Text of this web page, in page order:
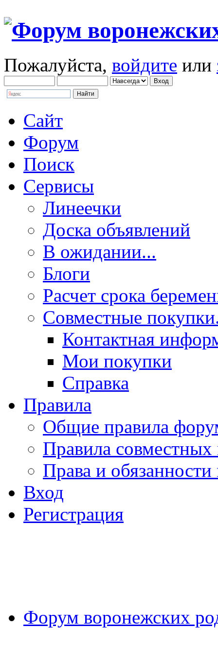
Пожалуйста, войдите или
Сайт
Форум
Поиск
Сервисы
Линеечки
Доска объявлений
В ожидании...
Блоги
Расчет срока
Совместные
Контактная
Мои покупки
Справка
Правила
Общие правила
Правила совместных
Права и
Вход
Регистрация
Форум воронежских